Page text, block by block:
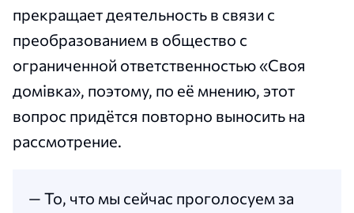
прекращает деятельность в связи с
преобразованием в общество с
ограниченной ответственностью «Своя
домівка», поэтому, по её мнению, этот
вопрос придётся повторно выносить на
рассмотрение.
— То, что мы сейчас проголосуем за